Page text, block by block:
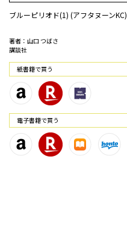
ブルーピリオド(1) (アフタヌーンKC)
著者：山口 つばさ
講談社
紙書籍で買う
電⼦書籍で買う